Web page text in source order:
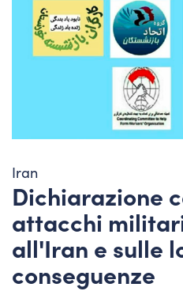
Iran
Dichiarazione
attacchi
all'Iran e sulle
conseguenze